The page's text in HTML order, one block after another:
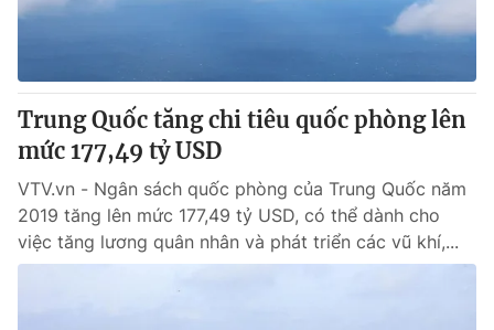
Cơ quan chủ quản:
Giấy phép hoạt động báo in và báo điện tử số 483/GP-BTTTT
cấp ngày 29/12/2023
Tổng Biên tập:Vũ Thanh Thủy
Phó Tổng Biên tập:Nguyễn Thị Mỹ Hạnh, Phạm Quốc Thắng,
Nguyễn Trọng Ninh
Tổng đài VTV:024.38 355 931 - 024.38 355 932
Ðiện thoại Thời báo VTV: 024.66 897 897
Trung Quốc tăng chi tiêu quốc phòng lên
mức 177,49 tỷ USD
VTV.vn - Ngân sách quốc phòng của Trung Quốc năm
2019 tăng lên mức 177,49 tỷ USD, có thể dành cho
việc tăng lương quân nhân và phát triển các vũ khí,...